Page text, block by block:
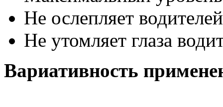
Не ослепляет
Не утомляет глаза
Вариативность